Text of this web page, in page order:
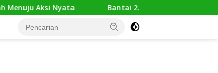
Aksi Nyata Bantai 2.600 Trenggiling Demi